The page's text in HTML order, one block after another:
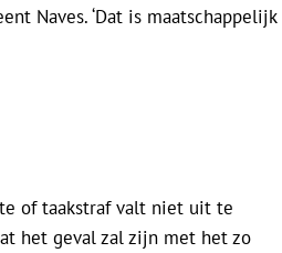
Naves. ‘Dat is maatschappelijk
of taakstraf valt niet uit te
het geval zal zijn met het zo